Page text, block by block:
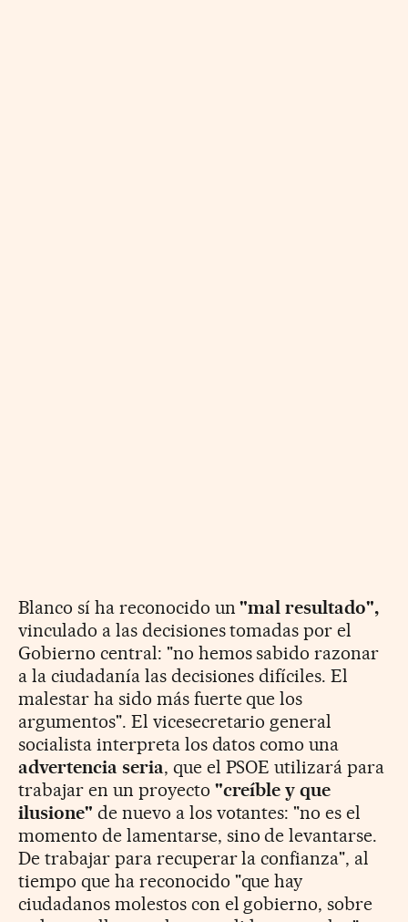
Blanco sí ha reconocido un "mal resultado",
vinculado a las decisiones tomadas por el
Gobierno central: "no hemos sabido razonar
a la ciudadanía las decisiones difíciles. El
malestar ha sido más fuerte que los
argumentos". El vicesecretario general
socialista interpreta los datos como una
advertencia seria, que el PSOE utilizará para
trabajar en un proyecto "creíble y que
ilusione" de nuevo a los votantes: "no es el
momento de lamentarse, sino de levantarse.
De trabajar para recuperar la confianza", al
tiempo que ha reconocido "que hay
ciudadanos molestos con el gobierno, sobre